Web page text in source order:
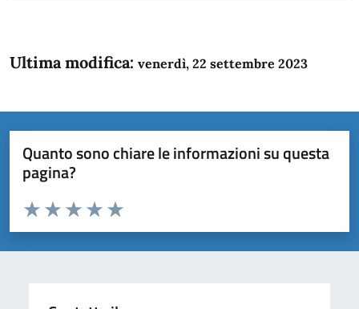
Ultima modifica: venerdì, 22 settembre 2023
Quanto sono chiare le informazioni su questa
pagina?
Domanda
Valuta da 1 a 5 stelle la pagina
Valuta 5 stelle su 5
Valuta 4 stelle su 5
Valuta 3 stelle su 5
Valuta 2 stelle su 5
Valuta 1 stelle su 5